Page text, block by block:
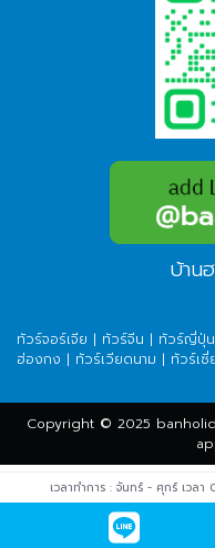
บ้าน
ทัวร์จอร์เจีย | ทัวร์จีน | ทัวร์ญี่ปุ่น
ฮ่องกง | ทัวร์เวียดนาม | ทัวร์เซี่
Copyright © 2025
เวลาทำการ : จันทร์ - ศุกร์ เวลา